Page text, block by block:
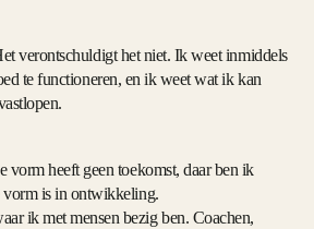
verontschuldigt het niet. Ik weet inmiddels
te functioneren, en ik weet wat ik kan
vorm heeft geen toekomst, daar ben ik
is in ontwikkeling.
ik met mensen bezig ben. Coachen,